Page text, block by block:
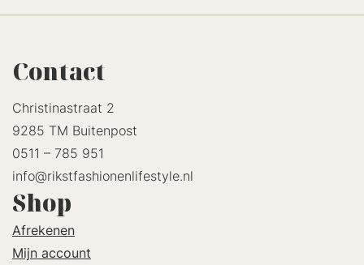
Contact
Christinastraat 2
9285 TM Buitenpost
0511 – 785 951
info@rikstfashionenlifestyle.nl
Shop
Afrekenen
Mijn account